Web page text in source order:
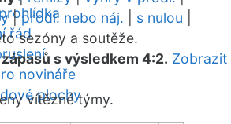
řád
novináře
plochy
|prodl. nebo náj. s nulou
sezóny a soutěže.
s výsledkem 4:2. Zobrazit
vítězné týmy.